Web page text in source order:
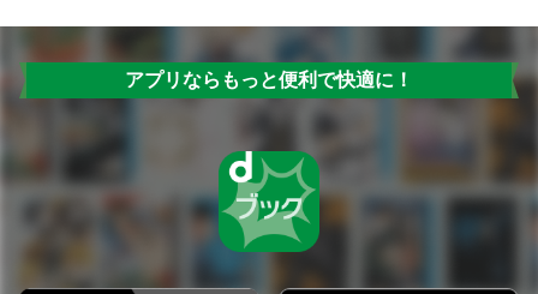
アプリならもっと便利で快適に！